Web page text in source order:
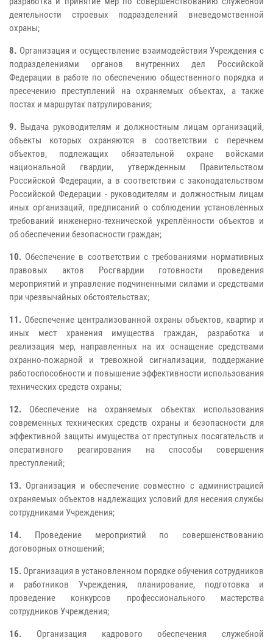
деятельности строевых подразделений вневедомственной
охраны;
8. Организация и осуществление взаимодействия Учреждения с
подразделениями органов внутренних дел Российской
Федерации в работе по обеспечению общественного порядка и
пресечению преступлений на охраняемых объектах, а также
постах и маршрутах патрулирования;
9. Выдача руководителям и должностным лицам организаций,
объекты которых охраняются в соответствии с перечнем
объектов, подлежащих обязательной охране войсками
национальной гвардии, утвержденным Правительством
Российской Федерации, а в соответствии с законодательством
Российской Федерации - руководителям и должностным лицам
иных организаций, предписаний о соблюдении установленных
требований инженерно-технической укреплённости объектов и
об обеспечении безопасности граждан;
10. Обеспечение в соответствии с требованиями нормативных
правовых актов Росгвардии готовности проведения
мероприятий и управление подчиненными силами и средствами
при чрезвычайных обстоятельствах;
11. Обеспечение централизованной охраны объектов, квартир и
иных мест хранения имущества граждан, разработка и
реализация мер, направленных на их оснащение средствами
охранно-пожарной и тревожной сигнализации, поддержание
работоспособности и повышение эффективности использования
технических средств охраны;
12. Обеспечение на охраняемых объектах использования
современных технических средств охраны и безопасности для
эффективной защиты имущества от преступных посягательств и
оперативного реагирования на способы совершения
преступлений;
13. Организация и обеспечение совместно с администрацией
охраняемых объектов надлежащих условий для несения службы
сотрудниками Учреждения;
14. Проведение мероприятий по совершенствованию
договорных отношений;
15. Организация в установленном порядке обучения сотрудников
и работников Учреждения, планирование, подготовка и
проведение конкурсов профессионального мастерства
сотрудников Учреждения;
16. Организация кадрового обеспечения служебной